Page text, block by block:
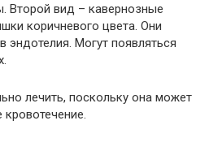
Второй вид – кавернозные
коричневого цвета. Они
эндотелия. Могут появляться
лечить, поскольку она может